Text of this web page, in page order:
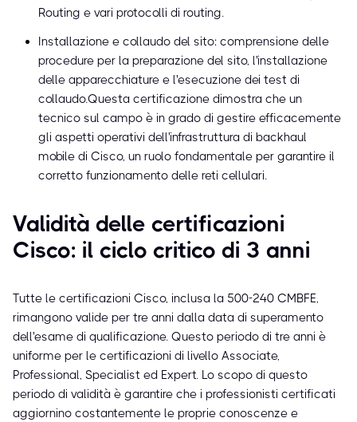
Routing e vari protocolli di routing.
Installazione e collaudo del sito: comprensione delle
procedure per la preparazione del sito, l'installazione
delle apparecchiature e l'esecuzione dei test di
collaudo.Questa certificazione dimostra che un
tecnico sul campo è in grado di gestire efficacemente
gli aspetti operativi dell'infrastruttura di backhaul
mobile di Cisco, un ruolo fondamentale per garantire il
corretto funzionamento delle reti cellulari.
Validità delle certificazioni
Cisco: il ciclo critico di 3 anni
Tutte le certificazioni Cisco, inclusa la 500-240 CMBFE,
rimangono valide per tre anni dalla data di superamento
dell'esame di qualificazione. Questo periodo di tre anni è
uniforme per le certificazioni di livello Associate,
Professional, Specialist ed Expert. Lo scopo di questo
periodo di validità è garantire che i professionisti certificati
aggiornino costantemente le proprie conoscenze e